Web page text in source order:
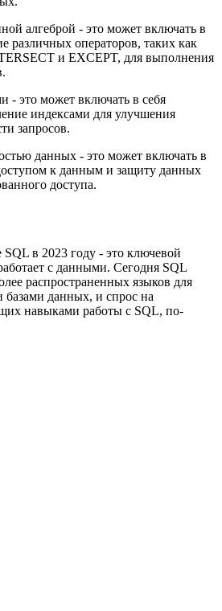
алгеброй - это может включать в
различных операторов, таких как
и EXCEPT, для выполнения
- это может включать в себя
индексами для улучшения
запросов.
данных - это может включать в
к данным и защиту данных
доступа.
в 2023 году - это ключевой
с данными. Сегодня SQL
распространенных языков для
данных, и спрос на
навыками работы с SQL, по-